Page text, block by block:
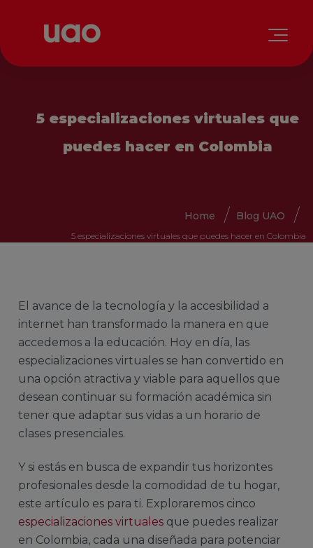
5 especializaciones virtuales que
puedes hacer en Colombia
Home Blog UAO
5 especializaciones virtuales que puedes hacer en Colombia
El avance de la tecnología y la accesibilidad a
internet han transformado la manera en que
accedemos a la educación. Hoy en día, las
especializaciones virtuales se han convertido en
una opción atractiva y viable para aquellos que
desean continuar su formación académica sin
tener que adaptar sus vidas a un horario de
clases presenciales.
Y si estás en busca de expandir tus horizontes
profesionales desde la comodidad de tu hogar,
este artículo es para ti. Exploraremos cinco
especializaciones virtuales que puedes realizar
en Colombia, cada una diseñada para potenciar